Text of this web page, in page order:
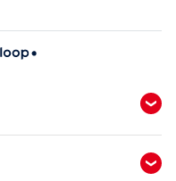
sich noch nie besser